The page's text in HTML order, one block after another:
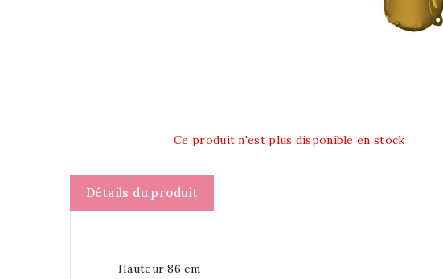
Ce produit n'est plus disponible en stock
Détails du produit
Hauteur 86 cm